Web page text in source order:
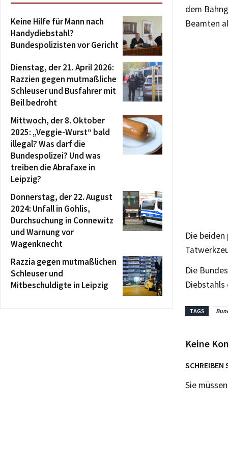
dem
Beamten
Die
Die
TAGS
Keine
SCHREIBEN
Sie
Keine Hilfe für Mann nach
Handydiebstahl?
Bundespolizisten vor Gericht
Dienstag, der 21. April 2026:
Razzien gegen mutmaßliche
Schleuser und Busfahrer mit
Beil bedroht
Mittwoch, der 8. Oktober
2025: „Veggie-Wurst“ bald
illegal? Was darf die
Bundespolizei? Und was
treiben die Abrafaxe in
Leipzig?
Donnerstag, der 22. August
2024: Unfall in Gohlis,
Durchsuchung in Connewitz
und Warnung vor
Wagenknecht
Razzia gegen mutmaßlichen
Schleuser und
Mitbeschuldigte in Leipzig